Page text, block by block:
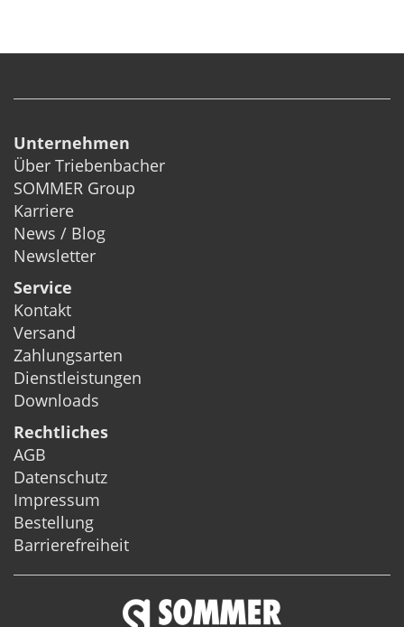
Unternehmen
Über Triebenbacher
SOMMER Group
Karriere
News / Blog
Newsletter
Service
Kontakt
Versand
Zahlungsarten
Dienstleistungen
Downloads
Rechtliches
AGB
Datenschutz
Impressum
Bestellung
Barrierefreiheit